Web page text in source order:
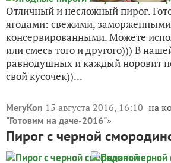
Отличный и несложный пирог.
ягодами: свежими,
консервированными. Можете
или смесь того и другого))) В
равнодушных и каждый норовит
свой кусочек))...
MeryKon 15 августа 2016, 16:10 на
"Готовим на даче-2016"»
Пирог с черной